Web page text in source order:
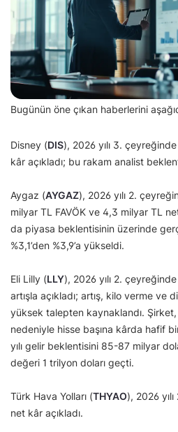
Bugünün öne çıkan haberlerini
Disney (DIS), 2026 yılı 3.
kâr açıkladı; bu rakam analist
Aygaz (AYGAZ), 2026 yılı 2.
milyar TL FAVÖK ve 4,3 milyar TL
da piyasa beklentisinin üzerinde
%3,1’den %3,9’a yükseldi.
Eli Lilly (LLY), 2026 yılı 2.
artışla açıkladı; artış, kilo verme ve
yüksek talepten kaynaklandı. Şirket,
nedeniyle hisse başına kârda hafif
yılı gelir beklentisini 85-87 milyar
değeri 1 trilyon doları geçti.
Türk Hava Yolları (THYAO), 2026
net kâr açıkladı.